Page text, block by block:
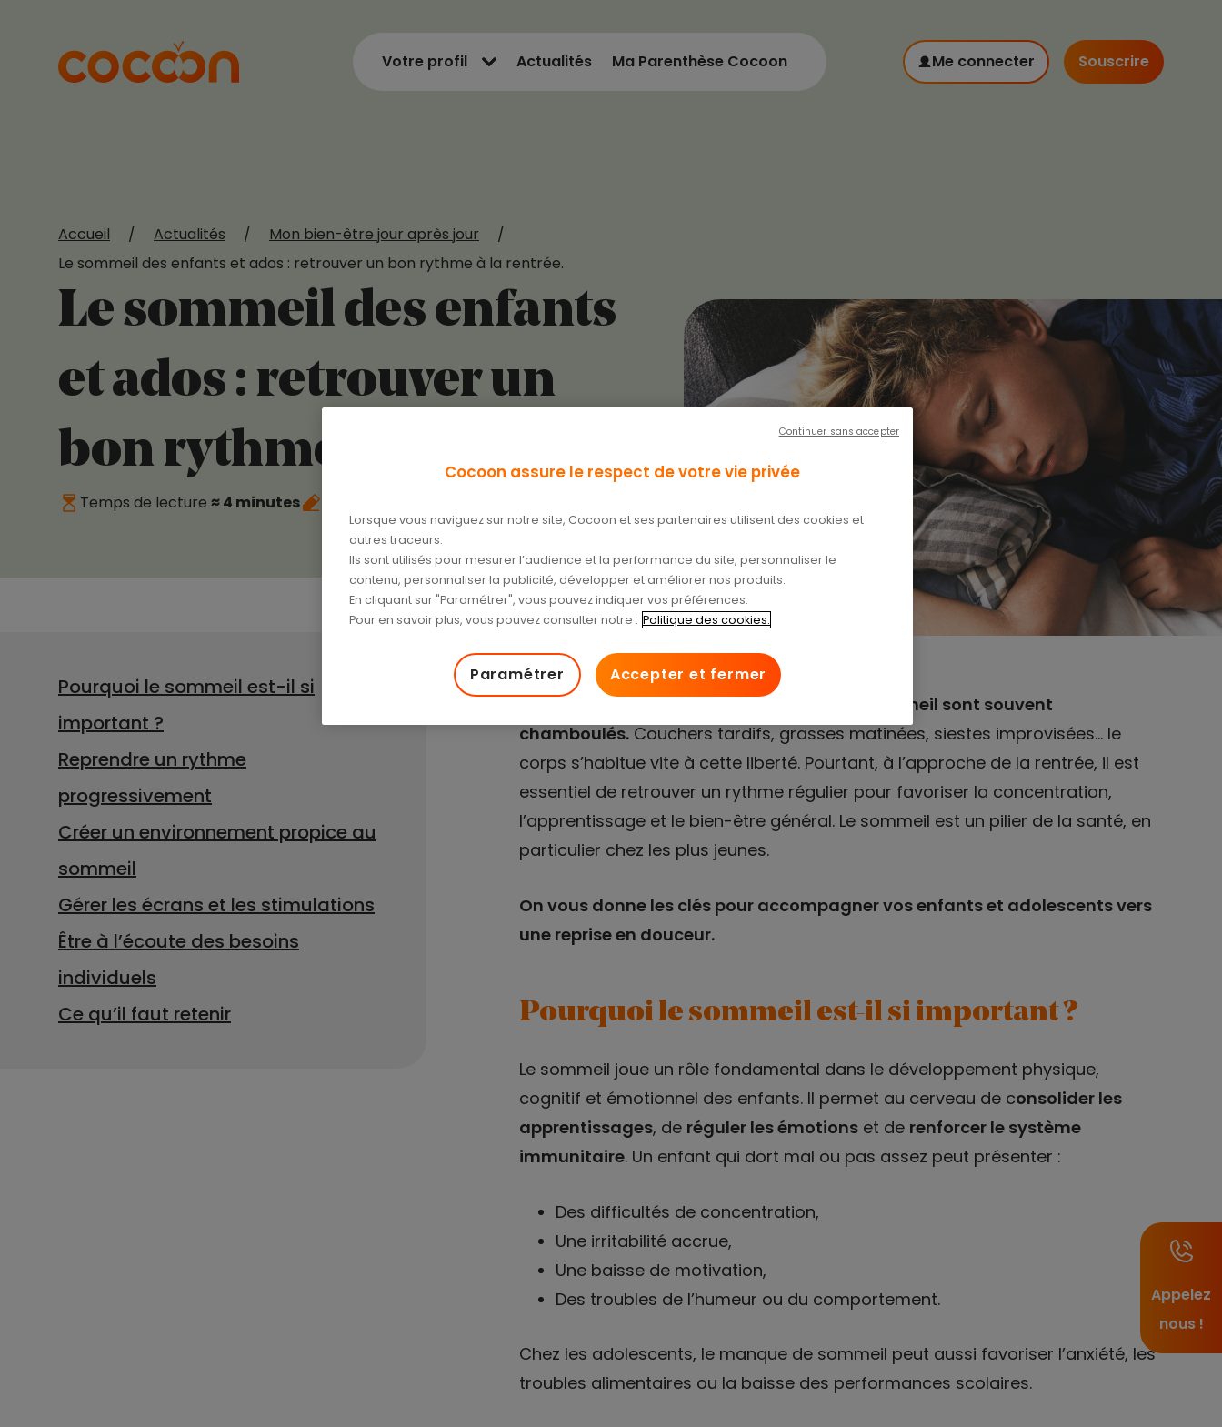
Votre profil Actualités Ma Parenthèse Cocoon Me connecter Souscrire
Appelez
nous !
Accueil / Actualités / Mon bien-être jour après jour
/
Le sommeil des enfants et ados : retrouver un bon rythme à la rentrée.
Le sommeil des enfants
et ados : retrouver un
bon rythme à la rentrée.
Temps de lecture ≈ 4 minutes
Pourquoi le sommeil est-il si
important ?
Reprendre un rythme
progressivement
Créer un environnement propice au
sommeil
Gérer les écrans et les stimulations
Être à l’écoute des besoins
individuels
Ce qu’il faut retenir
Après les vacances d’été, les rythmes de sommeil sont souvent
chamboulés.Couchers tardifs, grasses matinées, siestes improvisées… le
corps s’habitue vite à cette liberté. Pourtant, à l’approche de la rentrée, il est
essentiel de retrouver un rythme régulier pour favoriser la concentration,
l’apprentissage et le bien-être général. Le sommeil est un pilier de la santé, en
particulier chez les plus jeunes.
On vous donne les clés pour accompagner vos enfants et adolescents vers
une reprise en douceur.
Pourquoi le sommeil est-il si important ?
Le sommeil joue un rôle fondamental dans le développement physique,
cognitif et émotionnel des enfants. Il permet au cerveau de consolider les
apprentissages, de réguler les émotionset de renforcer le système
immunitaire. Un enfant qui dort mal ou pas assez peut présenter :
Des difficultés de concentration,
Une irritabilité accrue,
Une baisse de motivation,
Des troubles de l’humeur ou du comportement.
Chez les adolescents, le manque de sommeil peut aussi favoriser l’anxiété, les
troubles alimentaires ou la baisse des performances scolaires.
Cocoon assure le respect de votre vie privée
Lorsque vous naviguez sur notre site, Cocoon et ses partenaires utilisent des cookies et
autres traceurs.
Ils sont utilisés pour mesurer l’audience et la performance du site, personnaliser le
contenu, personnaliser la publicité, développer et améliorer nos produits.
En cliquant sur "Paramétrer", vous pouvez indiquer vos préférences.
Pour en savoir plus, vous pouvez consulter notre : Politique des cookies.
Accepter et fermer
Paramétrer
Continuer sans accepter